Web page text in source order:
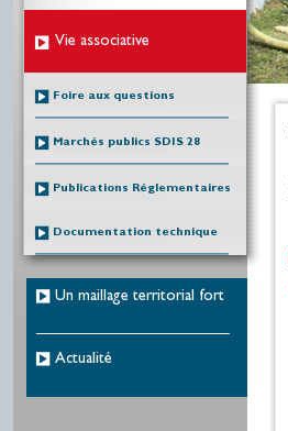
Vie associative
Foire aux questions
Marchés publics SDIS 28
Publications Réglementaires
Documentation technique
Un maillage territorial fort
Actualité